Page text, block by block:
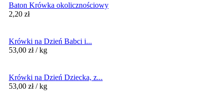
Baton Krówka okolicznościowy
2,20 zł
Krówki na Dzień Babci i...
53,00 zł / kg
Krówki na Dzień Dziecka, z...
53,00 zł / kg